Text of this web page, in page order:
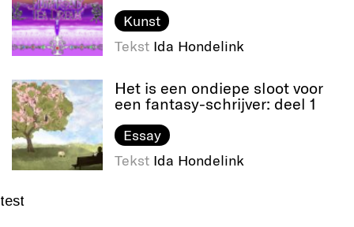
Kunst
Tekst Ida Hondelink
Het is een ondiepe sloot voor
een fantasy-schrijver: deel 1
Essay
Tekst Ida Hondelink
test